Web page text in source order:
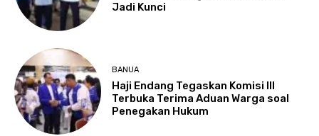
Jadi Kunci
BANUA
Haji Endang Tegaskan Komisi III
Terbuka Terima Aduan Warga soal
Penegakan Hukum